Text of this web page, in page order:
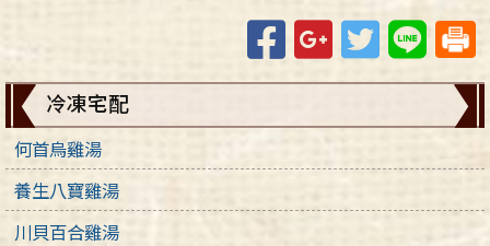
冷凍宅配
何首烏雞湯
養生八寶雞湯
川貝百合雞湯
FacebookGoogle+TwitterLine